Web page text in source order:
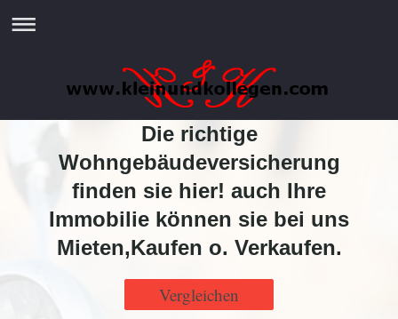
Die richtige
Wohngebäudeversicherung
finden sie hier! auch Ihre
Immobilie können sie bei uns
Mieten,Kaufen o. Verkaufen.
Vergleichen